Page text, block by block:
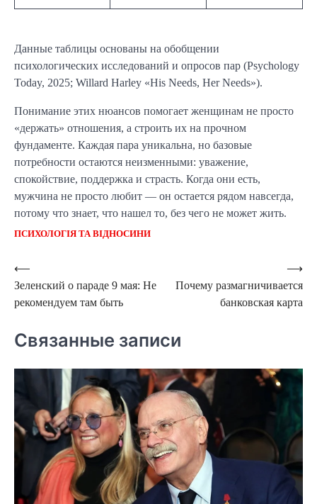
Данные таблицы основаны на обобщении
психологических исследований и опросов пар (Psychology
Today, 2025; Willard Harley «His Needs, Her Needs»).
Понимание этих нюансов помогает женщинам не просто
«держать» отношения, а строить их на прочном
фундаменте. Каждая пара уникальна, но базовые
потребности остаются неизменными: уважение,
спокойствие, поддержка и страсть. Когда они есть,
мужчина не просто любит — он остается рядом навсегда,
потому что знает, что нашел то, без чего не может жить.
ПСИХОЛОГІЯ ТА ВІДНОСИНИ
Навигация
по
⟵
Зеленский о параде 9 мая: Не
рекомендуем там быть
Почему размагничивается
банковская карта
⟶
Связанные записи